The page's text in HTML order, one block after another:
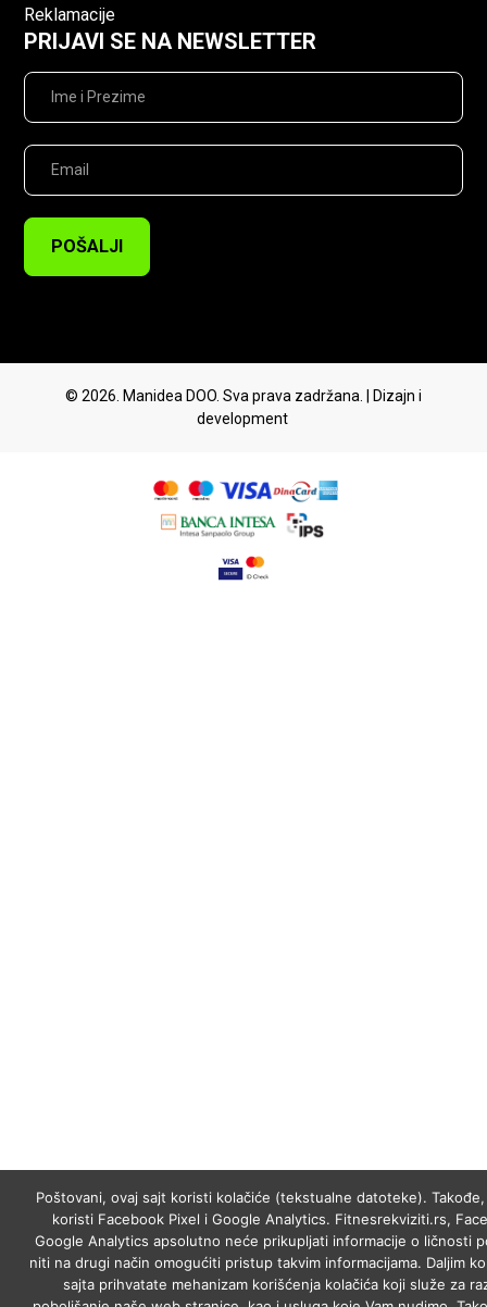
Reklamacije
PRIJAVI SE NA NEWSLETTER
POŠALJI
© 2026. Manidea DOO. Sva prava zadržana. | Dizajn i
development
Poštovani, ovaj sajt koristi kolačiće (tekstualne datoteke).
koristi Facebook Pixel i Google Analytics. Fitnesrekviziti.rs,
Google Analytics apsolutno neće prikupljati informacije o ličnosti
niti na drugi način omogućiti pristup takvim informacijama. Daljim
sajta prihvatate mehanizam korišćenja kolačića koji služe za